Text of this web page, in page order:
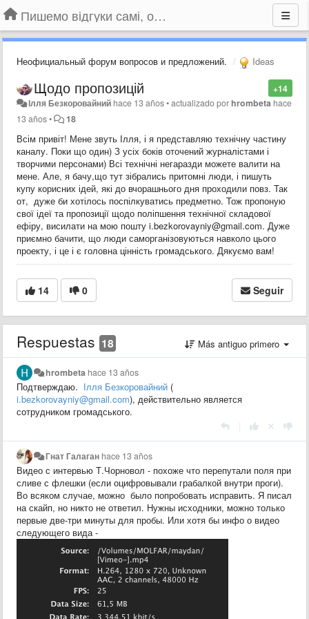
Пишемо відгуки самі, обговорюємо інші ідеї та пропозиції до Громадського Телебачення
Неофициальный форум вопросов и предложений. Ideas
+14
Щодо пропозицій
Ілля Безкоровайний hace 13 años•actualizado porhrombeta hace
13 años• 18
Всім привіт! Мене звуть Ілля, і я представляю технічну частину
каналу. Поки що один) З усіх боків оточений журналістами і
творчими персонами) Всі технічні негаразди можете валити на
мене. Але, я бачу,що тут зібрались притомні люди, і пишуть
купу корисних ідей, які до вчорашнього дня проходили повз. Так
от, дуже би хотілось поспілкуватись предметно. Тож пропоную
свої ідеї та пропозиції щодо поліпшення технічної складової
ефіру, висилати на мою пошту i.bezkorovayniy@gmail.com. Дуже
приємно бачити, що люди саморганізовуються навколо цього
проекту, і це і є головна цінність громадського. Дякуємо вам!
14 0 Seguir
Respuestas 18 Más antiguo primero
hrombeta hace 13 años
Подтверждаю. Ілля Безкоровайний (
i.bezkorovayniy@gmail.com), действительно является
сотрудником громадського.
Гнат Галаган hace 13 años
Видео с интервью Т.Чорновол - похоже что перепутали поля при
сливе с флешки (если оцифровывали грабалкой внутри проги).
Во всяком случае, можно было попробовать исправить. Я писал
на скайп, но никто не ответил. Нужны исходники, можно только
первые две-три минуты для пробы. Или хотя бы инфо о видео
следующего вида -